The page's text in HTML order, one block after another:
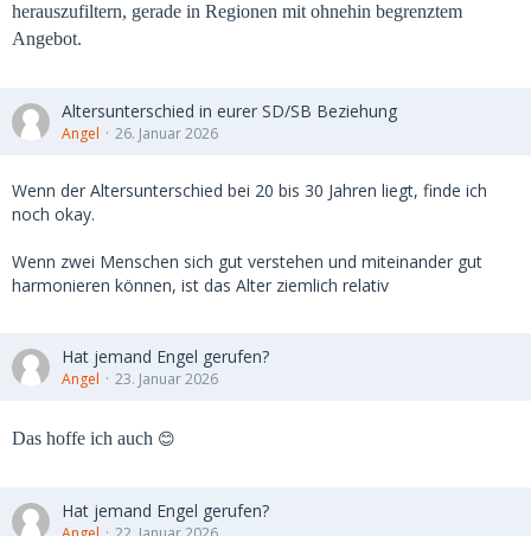
herauszufiltern, gerade in Regionen mit ohnehin begrenztem
Angebot.
Altersunterschied in eurer SD/SB Beziehung
Angel 26. Januar 2026
Wenn der Altersunterschied bei 20 bis 30 Jahren liegt, finde ich
noch okay.
Wenn zwei Menschen sich gut verstehen und miteinander gut
harmonieren können, ist das Alter ziemlich relativ
Hat jemand Engel gerufen?
Angel 23. Januar 2026
Das hoffe ich auch 😊
Hat jemand Engel gerufen?